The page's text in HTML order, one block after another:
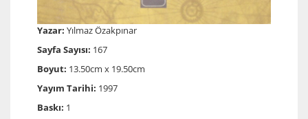
Yazar: Yılmaz Özakpınar
Sayfa Sayısı: 167
Boyut: 13.50cm x 19.50cm
Yayım Tarihi: 1997
Baskı: 1